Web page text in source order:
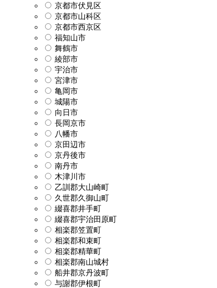
京都市伏見区
京都市山科区
京都市西京区
福知山市
舞鶴市
綾部市
宇治市
宮津市
亀岡市
城陽市
向日市
長岡京市
八幡市
京田辺市
京丹後市
南丹市
木津川市
乙訓郡大山崎町
久世郡久御山町
綴喜郡井手町
綴喜郡宇治田原町
相楽郡笠置町
相楽郡和束町
相楽郡精華町
相楽郡南山城村
船井郡京丹波町
与謝郡伊根町